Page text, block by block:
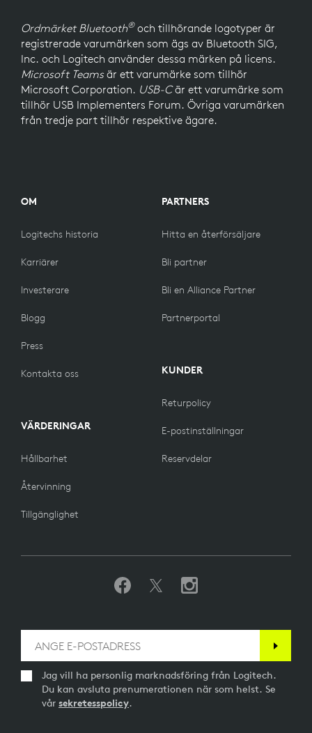
Ordmärket Bluetooth®och tillhörande logotyper är
registrerade varumärken som ägs av Bluetooth SIG,
Inc. och Logitech använder dessa märken på licens.
Microsoft Teamsär ett varumärke som tillhör
Microsoft Corporation. USB-Cär ett varumärke som
tillhör USB Implementers Forum. Övriga varumärken
från tredje part tillhör respektive ägare.
OM
Logitechs historia
Karriärer
Investerare
Blogg
Press
Kontakta oss
VÄRDERINGAR
Hållbarhet
Återvinning
Tillgänglighet
PARTNERS
Hitta en återförsäljare
Bli partner
Bli en Alliance Partner
Partnerportal
KUNDER
Returpolicy
E-postinställningar
Reservdelar
Jag vill ha personlig marknadsföring från Logitech.
Du kan avsluta prenumerationen när som helst. Se
vår sekretesspolicy.